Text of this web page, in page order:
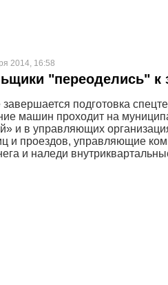
2014, 16:58
"переоделись" к
подготовка
машин проходит на
и в управляющих
и проездов, управляющие
и наледи